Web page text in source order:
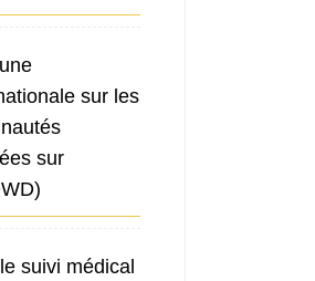
sur les
sur
suivi médical